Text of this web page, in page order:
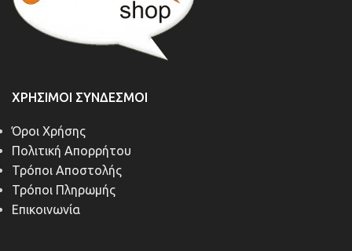
ΧΡΉΣΙΜΟΙ ΣΎΝΔΕΣΜΟΙ
Όροι Χρήσης
Πολιτική Απορρήτου
Τρόποι Αποστολής
Τρόποι Πληρωμής
Επικοινωνία